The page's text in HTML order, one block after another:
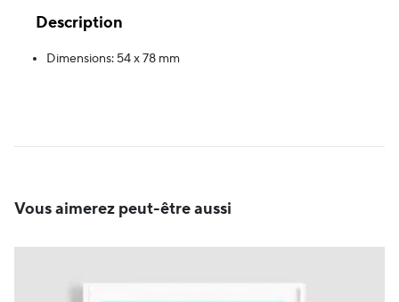
Description
Dimensions: 54 x 78 mm
Vous aimerez peut-être aussi